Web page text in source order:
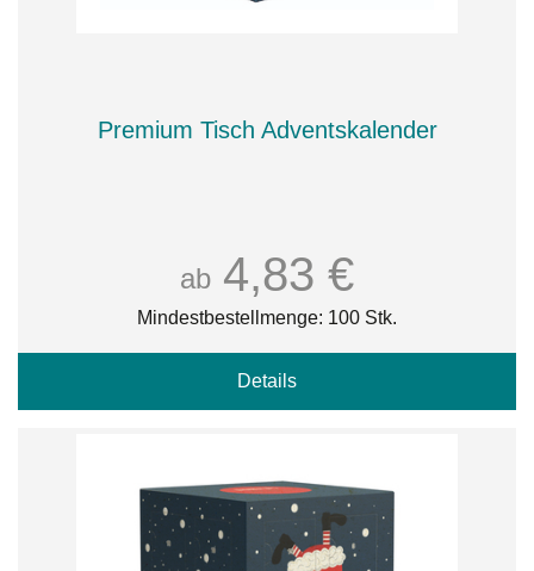
Premium Tisch Adventskalender
ab 4,83 €
Mindestbestellmenge: 100 Stk.
Details